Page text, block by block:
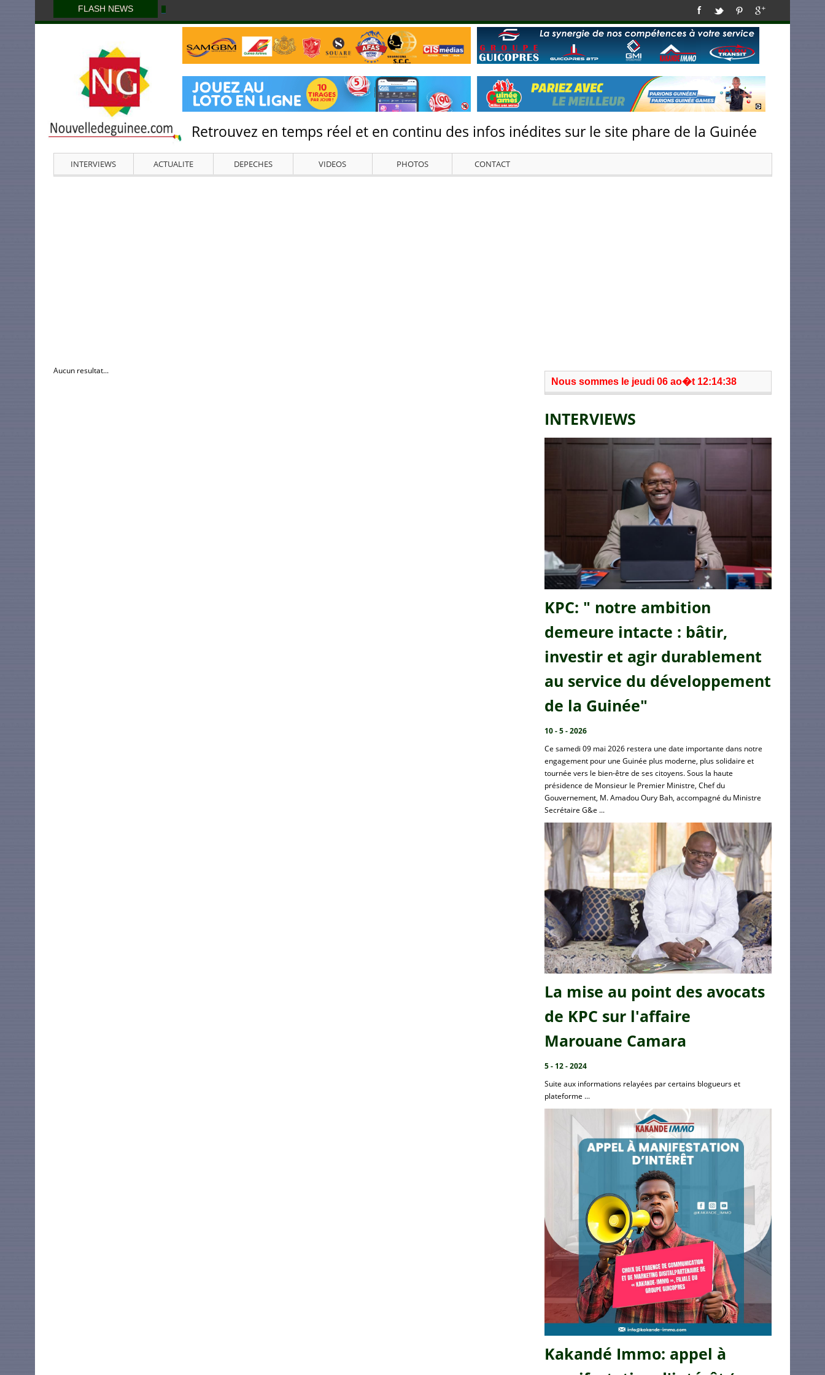
FLASH NEWS
Retrouvez en temps réel et en continu des infos inédites sur le site phare de la Guinée
INTERVIEWS ACTUALITE DEPECHES VIDEOS PHOTOS CONTACT
Aucun resultat...
Nous sommes le jeudi 06 ao�t 12:14:38
INTERVIEWS
KPC: " notre ambition
demeure intacte : bâtir,
investir et agir durablement
au service du développement
de la Guinée"
10 - 5 - 2026
Ce samedi 09 mai 2026 restera une date importante dans notre
engagement pour une Guinée plus moderne, plus solidaire et
tournée vers le bien-être de ses citoyens. Sous la haute
présidence de Monsieur le Premier Ministre, Chef du
Gouvernement, M. Amadou Oury Bah, accompagné du Ministre
Secrétaire G&e ...
La mise au point des avocats
de KPC sur l'affaire
Marouane Camara
5 - 12 - 2024
Suite aux informations relayées par certains blogueurs et
plateforme ...
Kakandé Immo: appel à